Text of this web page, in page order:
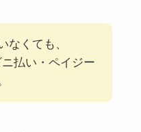
なくても、
払い・ペイジー